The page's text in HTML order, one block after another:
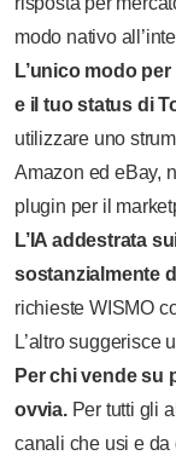
modo nativo
L’unico modo
e il tuo status di
utilizzare uno
Amazon ed eBay,
plugin per il
L’IA addestrata
sostanzialmente
richieste WISMO
L’altro suggerisce
Per chi vende su
ovvia. Per tutti gli
canali che usi e da